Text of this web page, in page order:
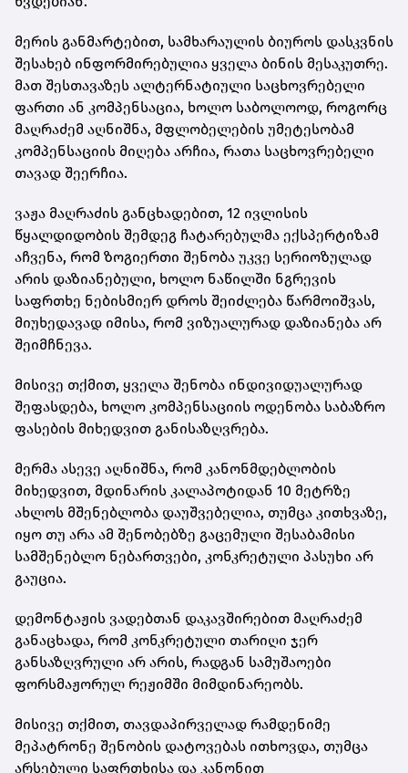
მერის განმარტებით, სამხარაულის ბიუროს დასკვნის
შესახებ ინფორმირებულია ყველა ბინის მესაკუთრე.
მათ შესთავაზეს ალტერნატიული საცხოვრებელი
ფართი ან კომპენსაცია, ხოლო საბოლოოდ, როგორც
მაღრაძემ აღნიშნა, მფლობელების უმეტესობამ
კომპენსაციის მიღება არჩია, რათა საცხოვრებელი
თავად შეერჩია.
ვაჟა მაღრაძის განცხადებით, 12 ივლისის
წყალდიდობის შემდეგ ჩატარებულმა ექსპერტიზამ
აჩვენა, რომ ზოგიერთი შენობა უკვე სერიოზულად
არის დაზიანებული, ხოლო ნაწილში ნგრევის
საფრთხე ნებისმიერ დროს შეიძლება წარმოიშვას,
მიუხედავად იმისა, რომ ვიზუალურად დაზიანება არ
შეიმჩნევა.
მისივე თქმით, ყველა შენობა ინდივიდუალურად
შეფასდება, ხოლო კომპენსაციის ოდენობა საბაზრო
ფასების მიხედვით განისაზღვრება.
მერმა ასევე აღნიშნა, რომ კანონმდებლობის
მიხედვით, მდინარის კალაპოტიდან 10 მეტრზე
ახლოს მშენებლობა დაუშვებელია, თუმცა კითხვაზე,
იყო თუ არა ამ შენობებზე გაცემული შესაბამისი
სამშენებლო ნებართვები, კონკრეტული პასუხი არ
გაუცია.
დემონტაჟის ვადებთან დაკავშირებით მაღრაძემ
განაცხადა, რომ კონკრეტული თარიღი ჯერ
განსაზღვრული არ არის, რადგან სამუშაოები
ფორსმაჟორულ რეჟიმში მიმდინარეობს.
მისივე თქმით, თავდაპირველად რამდენიმე
მეპატრონე შენობის დატოვებას ითხოვდა, თუმცა
არსებული საფრთხისა და კანონით